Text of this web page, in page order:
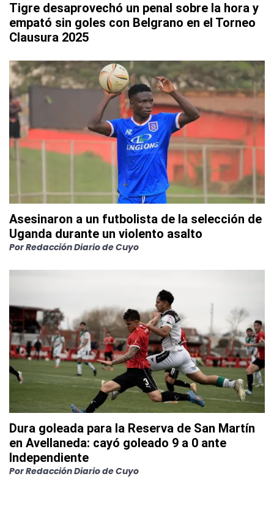
Tigre desaprovechó un penal sobre la hora y
empató sin goles con Belgrano en el Torneo
Clausura 2025
Asesinaron a un futbolista de la selección de
Uganda durante un violento asalto
PorRedacción Diario de Cuyo
Dura goleada para la Reserva de San Martín
en Avellaneda: cayó goleado 9 a 0 ante
Independiente
PorRedacción Diario de Cuyo